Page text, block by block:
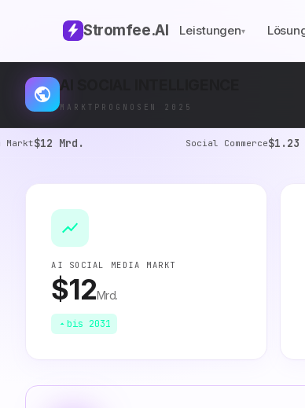
Stromfee.AI Leistungen▾
AI SOCIAL INTELLIGENCE
MARKTPROGNOSEN 2025
$12 Mrd. Social Commerce$1.23
AI SOCIAL MEDIA MARKT
$12Mrd.
bis 2031